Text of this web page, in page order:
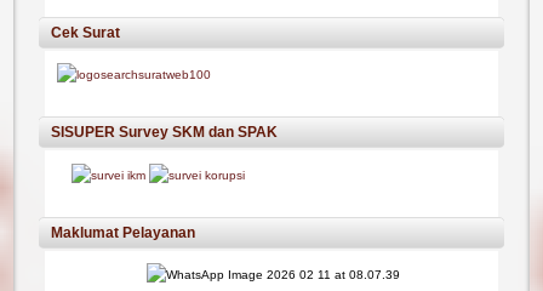
Cek Surat
SISUPER Survey SKM dan SPAK
Maklumat Pelayanan